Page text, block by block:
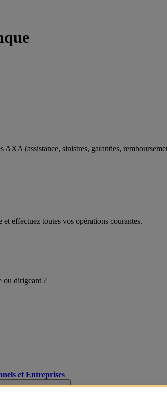
(assistance, sinistres, garanties,
effectuez toutes vos opérations courantes.
ou dirigeant ?
et Entreprises